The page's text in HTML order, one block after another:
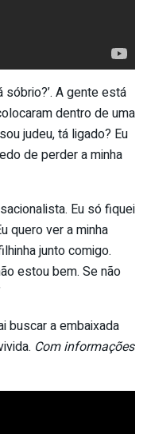
sóbrio?’. A gente está
dentro de uma
judeu, tá ligado? Eu
de perder a minha
Eu só fiquei
quero ver a minha
junto comigo.
estou bem. Se não
buscar a embaixada
Com informações